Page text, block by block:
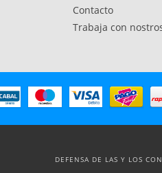
Contacto
Trabaja con
DEFENSA DE LAS Y LOS